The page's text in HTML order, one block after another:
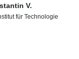
V.
für Technologie